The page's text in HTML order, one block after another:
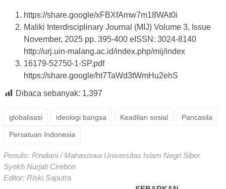
https://share.google/xFBXfAmw7m18WAt0i
Maliki Interdisciplinary Journal (MIJ) Volume 3, Issue
November, 2025 pp. 395-400 eISSN: 3024-8140
http://urj.uin-malang.ac.id/index.php/mij/index
16179-52750-1-SP.pdf
https://share.google/ht7TaWd3tWmHu2ehS
Dibaca sebanyak: 1,397
globalisasi ideologi bangsa Keadilan sosial Pancasila
Persatuan Indonesia
Penulis: Rindiani / Mahasiswa Universitas Islam Negri Siber
Syekh Nurjati Cirebon
Editor: Riski Saputra